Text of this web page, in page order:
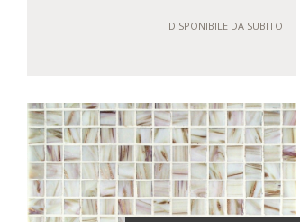
DISPONIBILE DA SUBITO